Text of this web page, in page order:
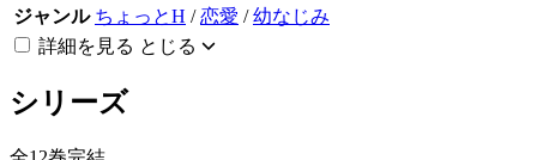
ジャンル ちょっとH /恋愛 /幼なじみ
詳細を見る とじる
シリーズ